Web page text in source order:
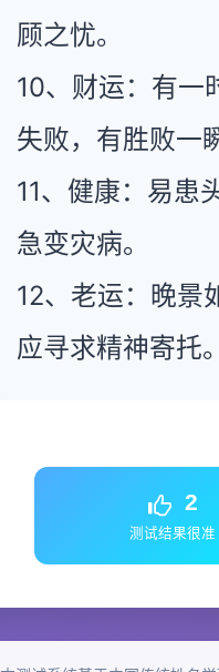
顾之忧。
10、财运：有一
失败，有胜败一
11、健康：易患
急变灾病。
12、老运：晚景
应寻求精神寄托。
2
测试结果很准